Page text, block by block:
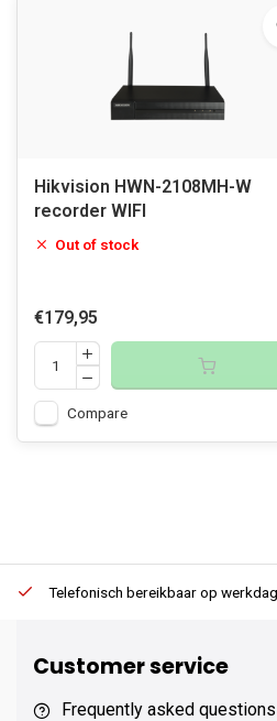
Hikvision HWN-2108MH-W
recorder WIFI
Out of stock
€179,95
Compare
Telefonisch bereikbaar op
Customer service
Frequently asked questions